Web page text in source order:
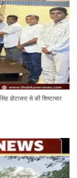
डोटासरा से की शिष्टाचार